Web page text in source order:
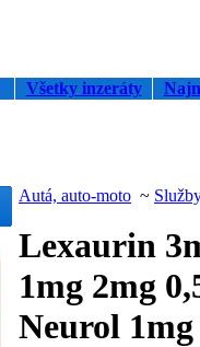
Všetky inzeráty
Autá, auto-moto ~
Lexaurin
1mg 2mg
Neurol 1mg